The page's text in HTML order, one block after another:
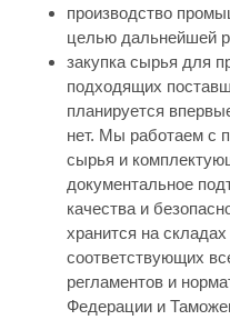
производство
целью дальнейшей
закупка сырья для
подходящих
планируется
нет. Мы работаем с
сырья и
документальное
качества и
хранится на
соответствующих
регламентов и
Федерации и